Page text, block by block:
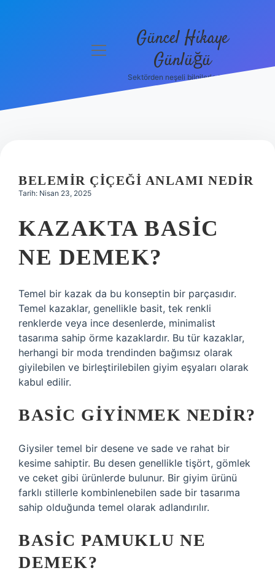
Hakkımızda
menüyü
Güncel Hikaye
Günlüğü
Sektörden neşeli bilgilerle tanış!
BELEMIR ÇIÇEĞI ANLAMI NEDIR
Tarih: Nisan 23, 2025
KAZAKTA BASIC
NE DEMEK?
Temel bir kazak da bu konseptin bir parçasıdır.
Temel kazaklar, genellikle basit, tek renkli
renklerde veya ince desenlerde, minimalist
tasarıma sahip örme kazaklardır. Bu tür kazaklar,
herhangi bir moda trendinden bağımsız olarak
giyilebilen ve birleştirilebilen giyim eşyaları olarak
kabul edilir.
BASIC GIYINMEK NEDIR?
Giysiler temel bir desene ve sade ve rahat bir
kesime sahiptir. Bu desen genellikle tişört, gömlek
ve ceket gibi ürünlerde bulunur. Bir giyim ürünü
farklı stillerle kombinlenebilen sade bir tasarıma
sahip olduğunda temel olarak adlandırılır.
BASIC PAMUKLU NE
DEMEK?